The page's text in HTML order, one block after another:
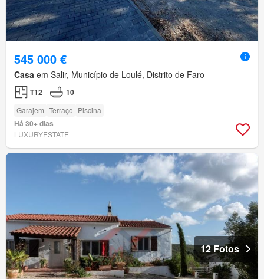
545 000 €
Casa em Salir, Município de Loulé, Distrito de Faro
T12 10
Garajem Terraço Piscina
Há 30+ dias
LUXURYESTATE
12 Fotos